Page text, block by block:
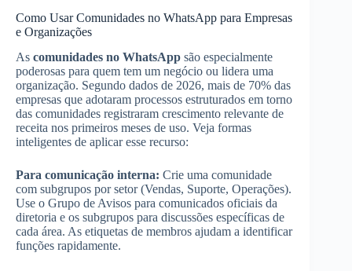
Como Usar Comunidades no WhatsApp para Empresas
e Organizações
As comunidades no WhatsApp são especialmente
poderosas para quem tem um negócio ou lidera uma
organização. Segundo dados de 2026, mais de 70% das
empresas que adotaram processos estruturados em torno
das comunidades registraram crescimento relevante de
receita nos primeiros meses de uso. Veja formas
inteligentes de aplicar esse recurso:
Para comunicação interna: Crie uma comunidade
com subgrupos por setor (Vendas, Suporte, Operações).
Use o Grupo de Avisos para comunicados oficiais da
diretoria e os subgrupos para discussões específicas de
cada área. As etiquetas de membros ajudam a identificar
funções rapidamente.